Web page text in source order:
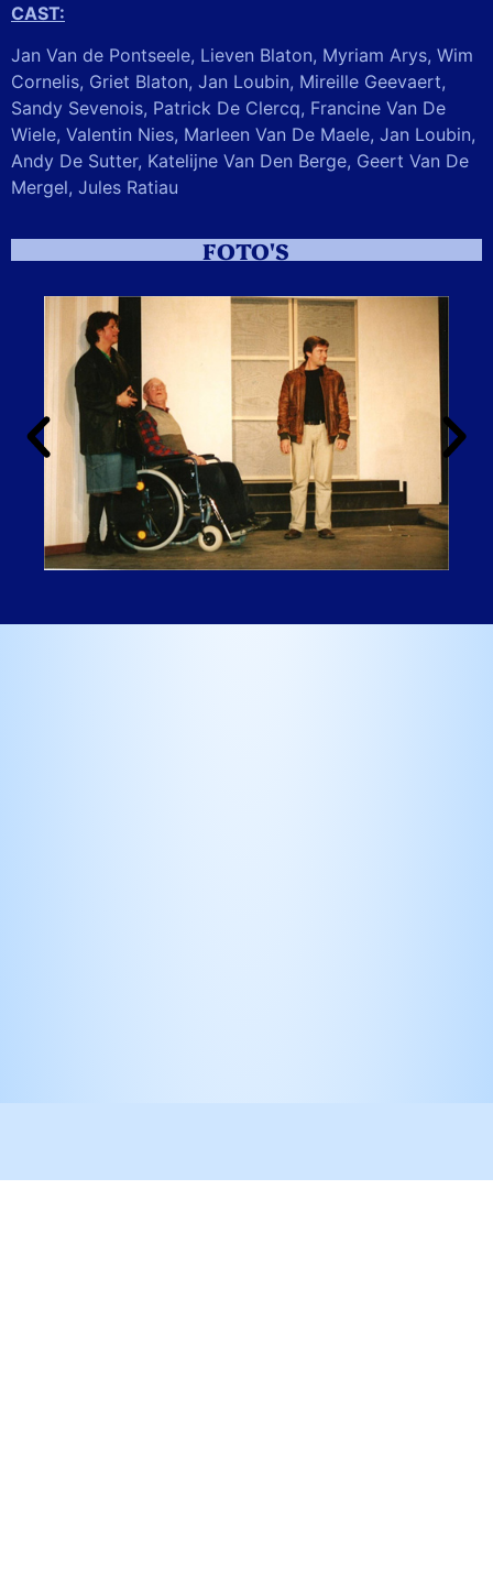
CAST:
Jan Van de Pontseele, Lieven Blaton, Myriam Arys, Wim
Cornelis, Griet Blaton, Jan Loubin, Mireille Geevaert,
Sandy Sevenois, Patrick De Clercq, Francine Van De
Wiele, Valentin Nies, Marleen Van De Maele, Jan Loubin,
Andy De Sutter, Katelijne Van Den Berge, Geert Van De
Mergel, Jules Ratiau
FOTO'S